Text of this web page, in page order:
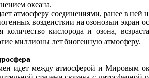
океана.
атмосферу соединениями, ранее в ней
воздействий на озоновый экран
количество кислорода и озона,
миллионы лет биогенную атмосферу.
идет между атмосферой и Мировым